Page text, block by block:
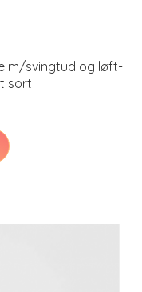
m/svingtud og løft-
sort